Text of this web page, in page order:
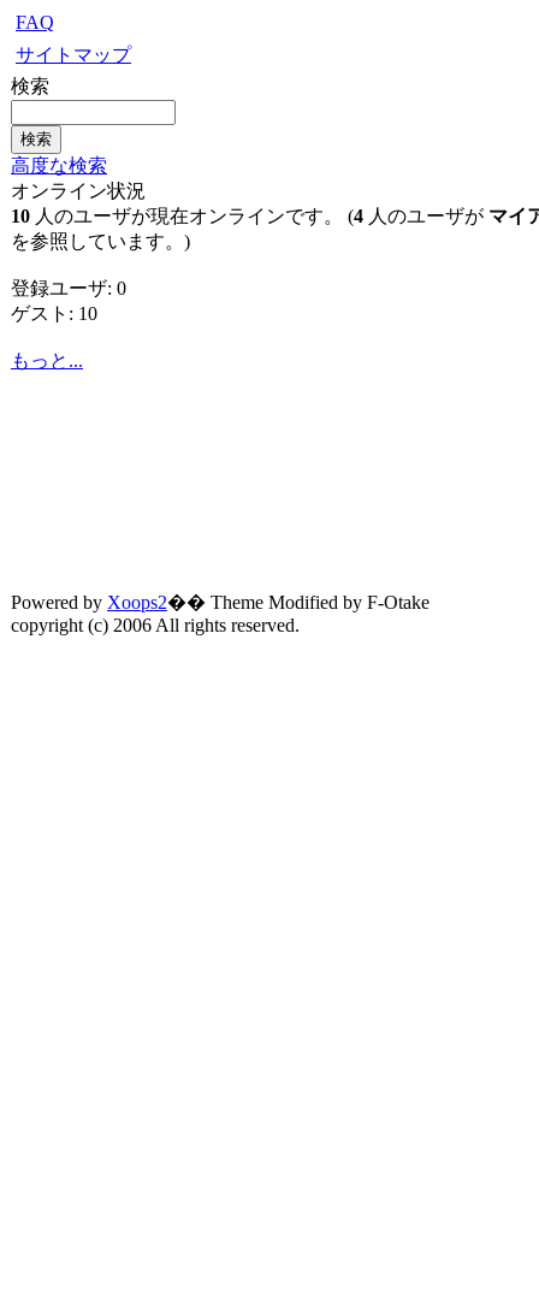
FAQ
サイトマップ
検索
高度な検索
オンライン状況
10 人のユーザが現在オンラインです。 (4 人のユーザが マイ
を参照しています。)
登録ユーザ: 0
ゲスト: 10
もっと...
Powered by Xoops2�� Theme Modified by F-Otake
copyright (c) 2006 All rights reserved.